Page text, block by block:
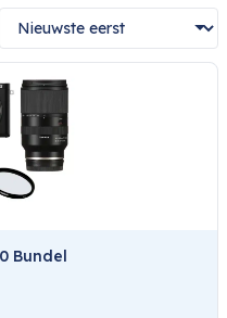
Bundel